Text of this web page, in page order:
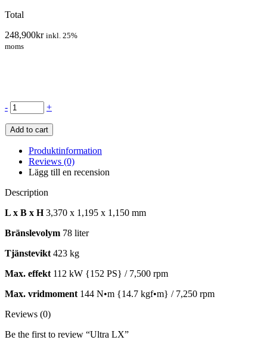
Total
248,900kr inkl. 25%
moms
- +
Add to cart
Produktinformation
Reviews (0)
Lägg till en recension
Description
L x B x H3,370 x 1,195 x 1,150 mm
Bränslevolym 78 liter
Tjänstevikt 423 kg
Max. effekt 112 kW {152 PS} / 7,500 rpm
Max. vridmoment 144 N•m {14.7 kgf•m} / 7,250 rpm
Reviews (0)
Be the first to review “Ultra LX”